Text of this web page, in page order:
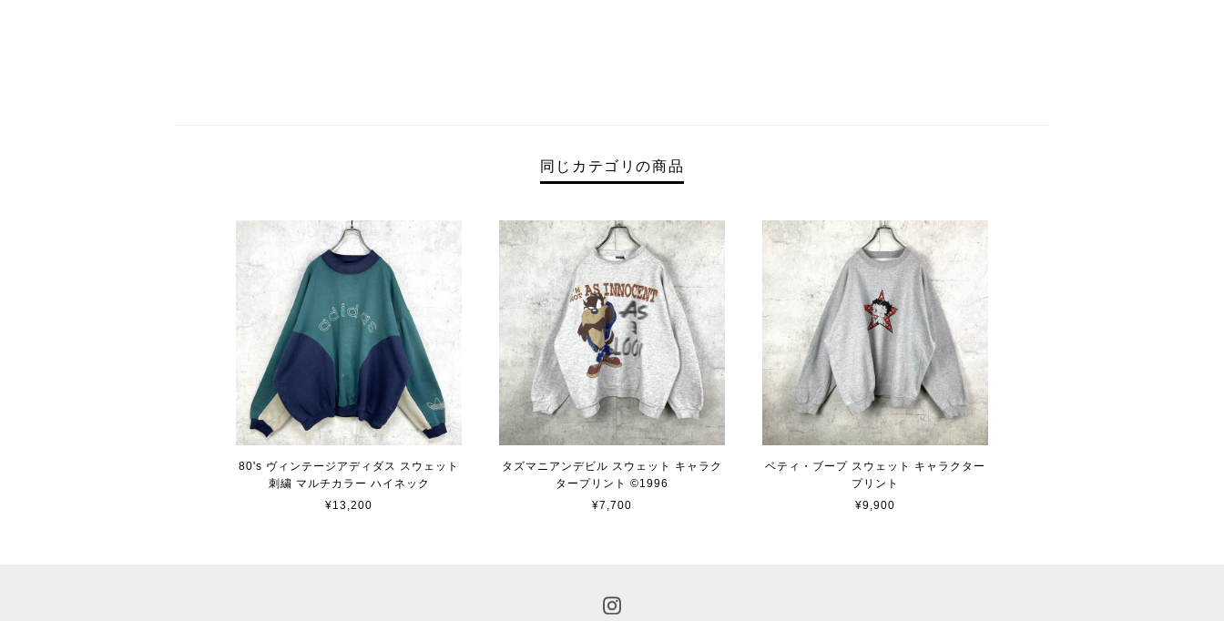
同じカテゴリの商品
80's ヴィンテージアディダス スウェット
刺繍 マルチカラー ハイネック
¥13,200
タズマニアンデビル スウェット キャラク
タープリント ©︎1996
¥7,700
ベティ・ブープ スウェット キャラクター
プリント
¥9,900